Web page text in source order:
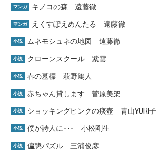
マンガ キノコの森 遠藤徹
マンガ えくすぽえめんたる 遠藤徹
小説 ムネモシュネの地図 遠藤徹
小説 クローンスクール 紫雲
小説 春の墓標 萩野篤人
小説 赤ちゃん貸します 菅原美架
小説 ショッキングピンクの痰壺 青山YURI子
小説 僕が詩人に･･･ 小松剛生
小説
偏態パズル 三浦俊彦